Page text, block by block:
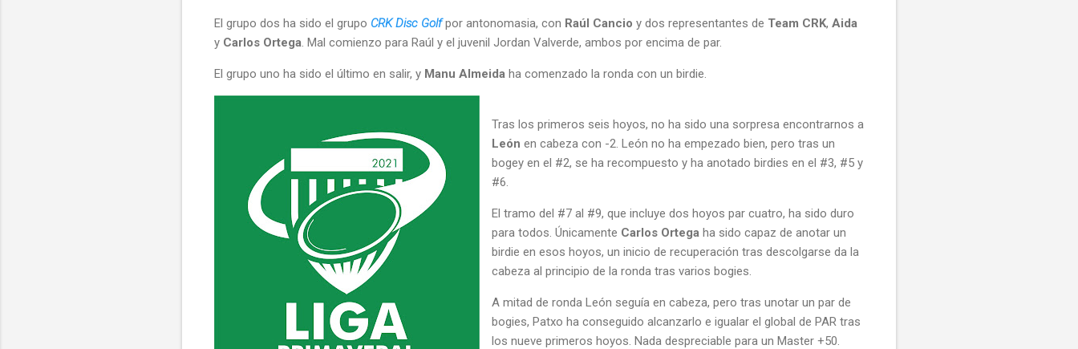
El grupo dos ha sido el grupo CRK Disc Golfpor antonomasia, con Raúl Cancio y dos representantes de Team CRK, Aida
y Carlos Ortega . Mal comienzo para Raúl y el juvenil Jordan Valverde, ambos por encima de par.
El grupo uno ha sido el último en salir, y Manu Almeida ha comenzado la ronda con un birdie.
Tras los primeros seis hoyos, no ha sido una sorpresa encontrarnos a
León en cabeza con -2. León no ha empezado bien, pero tras un
bogey en el #2, se ha recompuesto y ha anotado birdies en el #3, #5 y
#6.
El tramo del #7 al #9, que incluye dos hoyos par cuatro, ha sido duro
para todos. Únicamente Carlos Ortega ha sido capaz de anotar un
birdie en esos hoyos, un inicio de recuperación tras descolgarse da la
cabeza al principio de la ronda tras varios bogies.
A mitad de ronda León seguía en cabeza, pero tras unotar un par de
bogies, Patxo ha conseguido alcanzarlo e igualar el global de PAR tras
los nueve primeros hoyos. Nada despreciable para un Master +50.